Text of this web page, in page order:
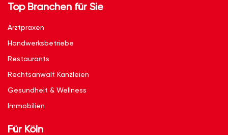
Top Branchen für Sie
Arztpraxen
Handwerksbetriebe
Restaurants
Rechtsanwalt Kanzleien
Gesundheit & Wellness
Immobilien
Für Köln